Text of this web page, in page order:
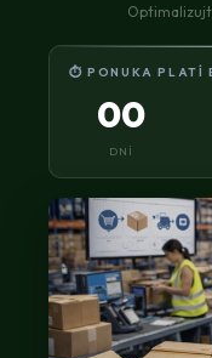
⏱ PONUKA PLATÍ
00
DNÍ